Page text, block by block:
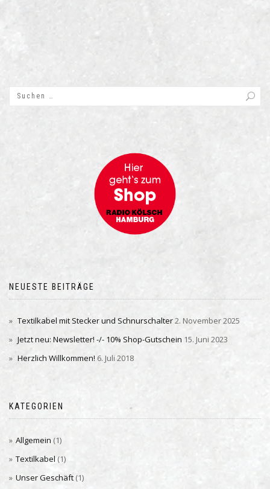
NEUESTE BEITRÄGE
Textilkabel mit Stecker und Schnurschalter2. November 2025
Jetzt neu: Newsletter! -/- 10% Shop-Gutschein 15. Juni 2023
Herzlich Willkommen! 6. Juli 2018
KATEGORIEN
Allgemein (1)
Textilkabel (1)
Unser Geschäft (1)